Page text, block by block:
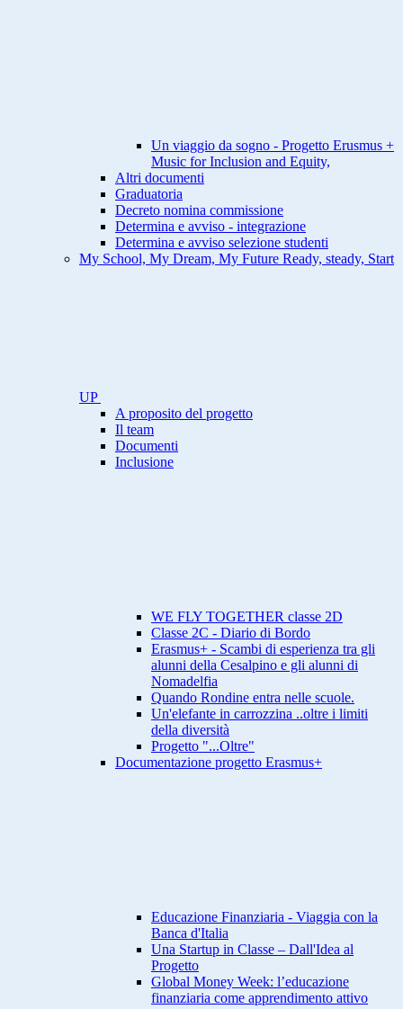
Un viaggio da sogno - Progetto Erusmus +
Music for Inclusion and Equity,
Altri documenti
Graduatoria
Decreto nomina commissione
Determina e avviso - integrazione
Determina e avviso selezione studenti
My School, My Dream, My Future Ready, steady, Start
UP
A proposito del progetto
Il team
Documenti
Inclusione
WE FLY TOGETHER classe 2D
Classe 2C - Diario di Bordo
Erasmus+ - Scambi di esperienza tra gli
alunni della Cesalpino e gli alunni di
Nomadelfia
Quando Rondine entra nelle scuole.
Un'elefante in carrozzina ..oltre i limiti
della diversità
Progetto "...Oltre"
Documentazione progetto Erasmus+
Educazione Finanziaria - Viaggia con la
Banca d'Italia
Una Startup in Classe – Dall'Idea al
Progetto
Global Money Week: l’educazione
finanziaria come apprendimento attivo